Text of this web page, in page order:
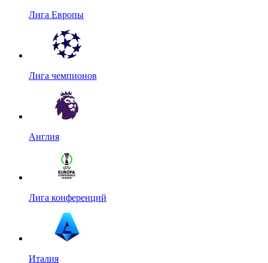
Лига Европы
Лига чемпионов
Англия
Лига конференций
Италия